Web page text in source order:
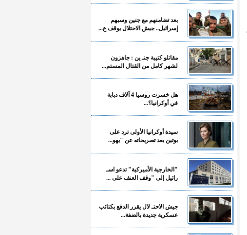
بعد تضامنهم مع جنين وسبهم
إسرائيل.. جيش الاحتلال يوقف ع...
مقاتلو كتيبة جنـ ين : جاهزون
لشهر كامل من القتال المستم...
هل خسرت روسيا 4 آلاف دبابة
في أوكرانيا؟...
سيدة أوكرانيا الأولى ترد على
بوتين بعد تصريحاته عن "يهو...
"الخارجية الأميركية" تدعو اسـ
رائيل إلى "وقف العنف على ...
جيش الاحتـ لال يقرر الدفع بكتائب
عسكرية جديدة بالضفة...